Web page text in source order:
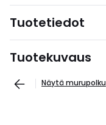
Tuotetiedot
Tuotekuvaus
Näytä murupolku